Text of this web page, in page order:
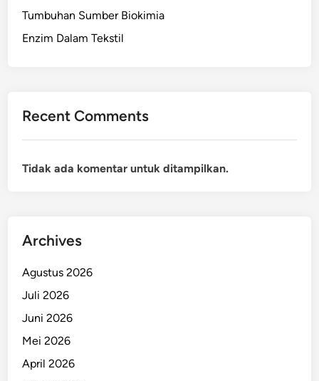
Tumbuhan Sumber Biokimia
Enzim Dalam Tekstil
Recent Comments
Tidak ada komentar untuk ditampilkan.
Archives
Agustus 2026
Juli 2026
Juni 2026
Mei 2026
April 2026